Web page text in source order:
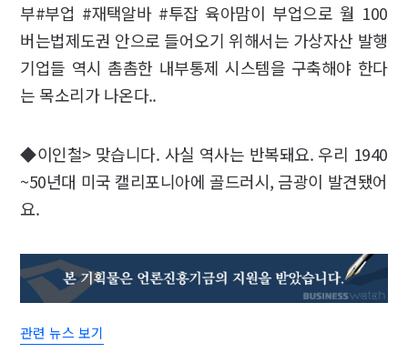
부#부업 #재택알바 #투잡 육아맘이 부업으로 월 100
버는법제도권 안으로 들어오기 위해서는 가상자산 발행
기업들 역시 촘촘한 내부통제 시스템을 구축해야 한다
는 목소리가 나온다..
◆이인철> 맞습니다. 사실 역사는 반복돼요. 우리 1940
~50년대 미국 캘리포니아에 골드러시, 금광이 발견됐어
요.
관련 뉴스 보기